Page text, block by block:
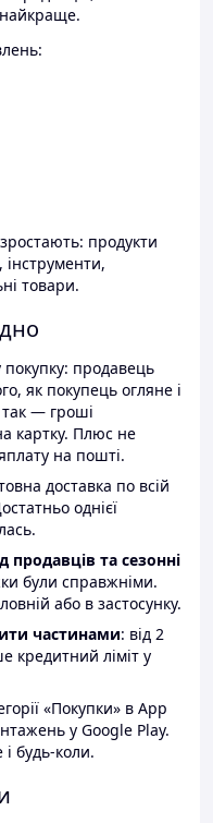
найкраще.
продукти
інструменти,
товари.
продавець
як покупець огляне і
— гроші
картку. Плюс не
на пошті.
доставка по всій
однієї
продавців та сезонні
були справжніми.
або в застосунку.
частинами: від 2
кредитний ліміт у
«Покупки» в App
у Google Play.
будь-коли.